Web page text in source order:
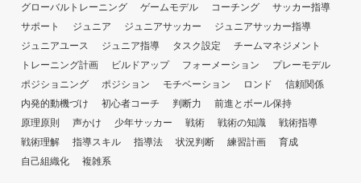
グローバルトレーニング
ゲームモデル コーチング
サッカー指導
サポート
ジュニア ジュニアサッカー
ジュニアサッカー指導
ジュニアユース
ジュニア指導 タスク設定
チームマネジメント
トレーニング計画
ビルドアップ フォーメーション
プレーモデル
ポジショニング
ポジション モチベーション ロンド
信頼関係
内発的動機づけ
初心者コーチ 判断力
前進とボール保持
原理原則
声かけ 少年サッカー 戦術 戦術の知識
戦術指導
戦術理解
指導スキル 指導法 状況判断 練習計画
育成
自己組織化
複雑系